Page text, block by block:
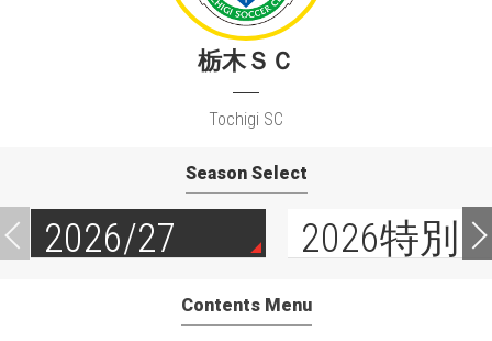
栃木ＳＣ
Tochigi SC
Season Select
2026/27 2026特別
Contents Menu